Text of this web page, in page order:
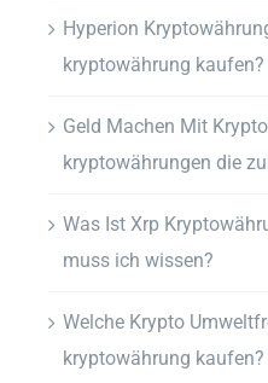
Hyperion
kryptowährung kaufen?
Geld Machen Mit
kryptowährungen die
Was Ist Xrp
muss ich wissen?
Welche Krypto
kryptowährung kaufen?